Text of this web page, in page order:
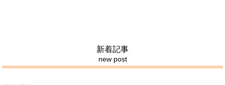
絡ください！
新着記事
new post